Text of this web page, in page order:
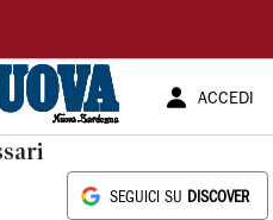
ACCEDI
SEGUICI SU DISCOVER